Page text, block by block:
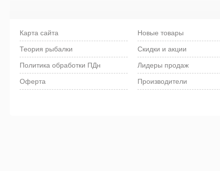
Карта сайта
Теория рыбалки
Политика обработки ПДн
Оферта
Новые товары
Скидки и акции
Лидеры продаж
Производители